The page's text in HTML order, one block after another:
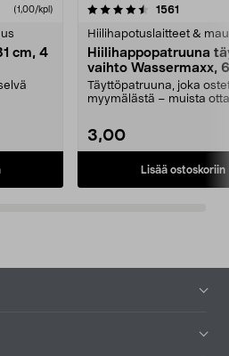
(1,00/kpl)
cm, 4
1561
Hiilihapotuslaitteet &
Hiilihappopatruuna
vaihto Wassermaxx,
Täyttöpatruuna, joka
myymälästä – muista
3,00
Lisää ostoskoriin
4.5viidestä